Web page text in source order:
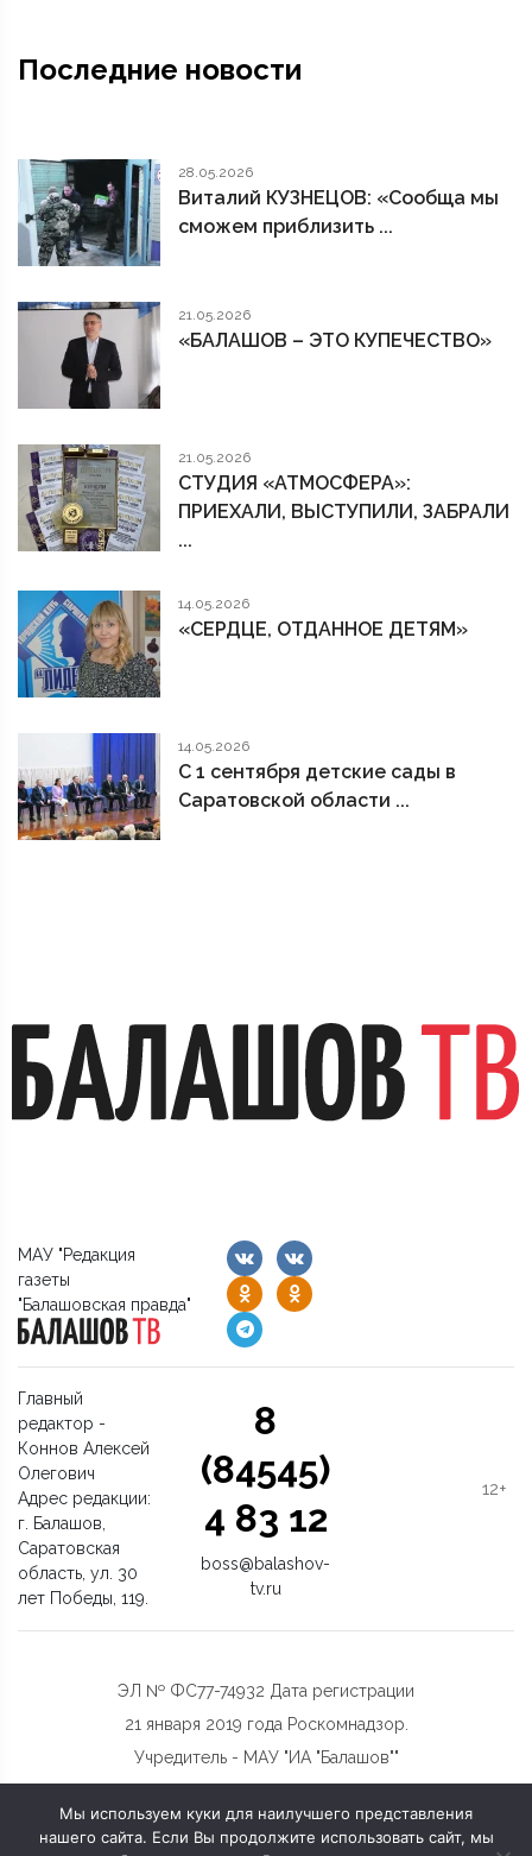
Последние новости
28.05.2026
Виталий КУЗНЕЦОВ: «Сообща мы
сможем приблизить ...
21.05.2026
«БАЛАШОВ – ЭТО КУПЕЧЕСТВО»
21.05.2026
СТУДИЯ «АТМОСФЕРА»:
ПРИЕХАЛИ, ВЫСТУПИЛИ, ЗАБРАЛИ
...
14.05.2026
«СЕРДЦЕ, ОТДАННОЕ ДЕТЯМ»
14.05.2026
С 1 сентября детские сады в
Саратовской области ...
МАУ "Редакция
газеты
"Балашовская правда"
Главный
редактор -
Коннов Алексей
Олегович
Адрес редакции:
г. Балашов,
Саратовская
область, ул. 30
лет Победы, 119.
8
(84545)
4 83 12
boss@balashov-
tv.ru
12+
ЭЛ № ФС77-74932 Дата регистрации
21 января 2019 года Роскомнадзор.
Учредитель - МАУ "ИА "Балашов""
Мы используем куки для наилучшего представления
нашего сайта. Если Вы продолжите использовать сайт, мы